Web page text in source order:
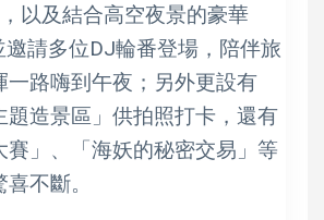
以及結合高空夜景的豪華
邀請多位DJ輪番登場，陪伴旅
一路嗨到午夜；另外更設有
題造景區」供拍照打卡，還有
賽」、「海妖的秘密交易」等
不斷。